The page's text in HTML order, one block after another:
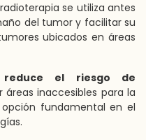
se utiliza antes
del tumor y facilitar su
ubicados en áreas
reduce el riesgo de
inaccesibles para la
fundamental en el